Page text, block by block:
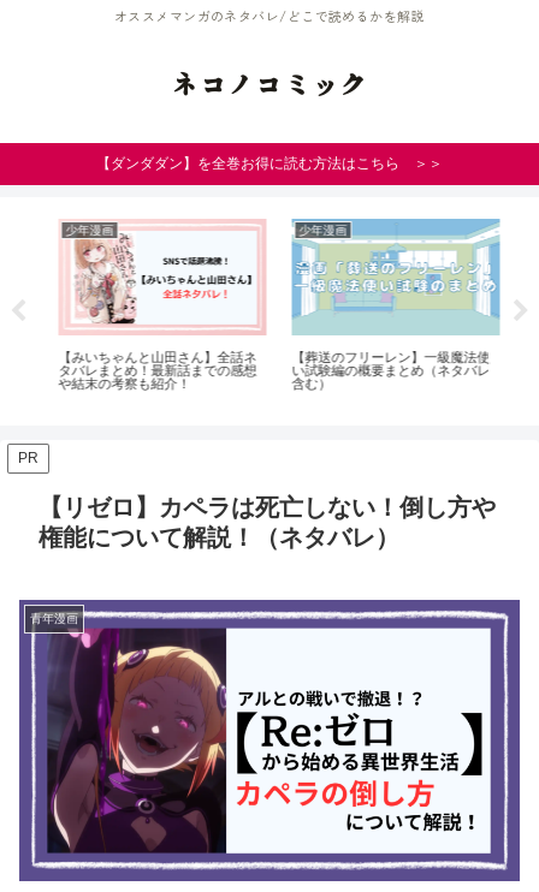
オススメマンガのネタバレ/どこで読めるかを解説
ネコノコミック
【ダンダダン】を全巻お得に読む方法はこちら ＞＞
少年漫画
【みいちゃんと山田さん】全話ネ
タバレまとめ！最新話までの感想
や結末の考察も紹介！
少年漫画
【葬送のフリーレン】一級魔法使
い試験編の概要まとめ（ネタバレ
含む）
PR
【リゼロ】カペラは死亡しない！倒し方や
権能について解説！（ネタバレ）
青年漫画